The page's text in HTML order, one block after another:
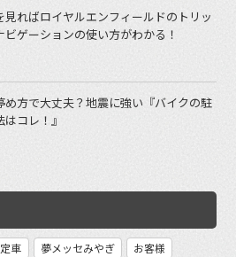
見ればロイヤルエンフィールドのトリッ
ビゲーションの使い方がわかる！
め方で大丈夫？地震に強い『バイクの駐
コレ！』
車 夢メッセみやぎ
お客様